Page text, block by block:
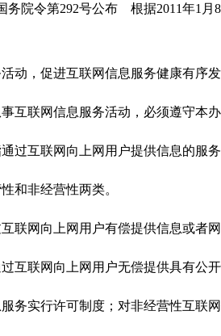
院令第292号公布 根据2011年1
，促进互联网信息服务健康有序发
联网信息服务活动，必须遵守本办
互联网向上网用户提供信息的服务
非经营性两类。
网向上网用户有偿提供信息或者网
联网向上网用户无偿提供具有公开
实行许可制度；对非经营性互联网